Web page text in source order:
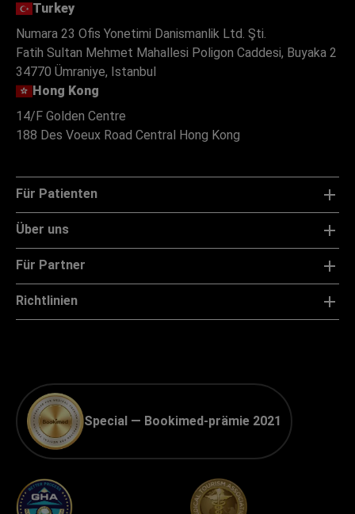
Turkey
Numara 23 Ofis Yonetimi Danismanlik Ltd. Şti.
Fatih Sultan Mehmet Mahallesi Poligon Caddesi, Buyaka 2
34770 Ümraniye, Istanbul
Hong Kong
14/F Golden Centre
188 Des Voeux Road Central Hong Kong
Für Patienten
Über uns
Für Partner
Richtlinien
Special — Bookimed-prämie 2021